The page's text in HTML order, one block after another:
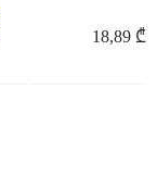
18,89 ₾